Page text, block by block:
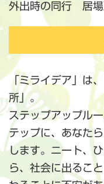
外出時の同行 居
「ミライデア」は
所」。
ステップアップル
テップに、あなた
します。ニート、
ら、社会に出るこ